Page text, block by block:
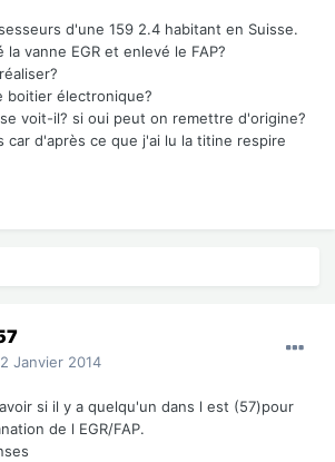
d'une 159 2.4 habitant en Suisse.
vanne EGR et enlevé le FAP?
boitier électronique?
voit-il? si oui peut on remettre d'origine?
car d'après ce que j'ai lu la titine respire
Janvier 2014
si il y a quelqu'un dans l est (57)pour
de l EGR/FAP.